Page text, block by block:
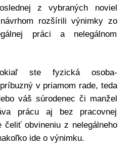
z vybraných noviel
rozšírili výnimky zo
práci a nelegálnom
ste fyzická osoba-
v priamom rade, teda
váš súrodenec či manžel
prácu aj bez pracovnej
čeliť obvineniu z nelegálneho
ide o výnimku.